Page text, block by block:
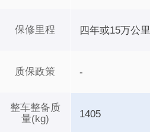
保修里程
质保政策
整车整备质
量(kg)
四年或15万公里
-
1405